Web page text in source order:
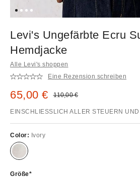
Levi's Ungefärbte Ecru
Hemdjacke
Alle Levi's shoppen
Eine Rezension schreiben
Sale Preis:
65,00 € Original Preis:
110,00 €
EINSCHLIESSLICH ALLER STEUERN
Color: Ivory
Größe